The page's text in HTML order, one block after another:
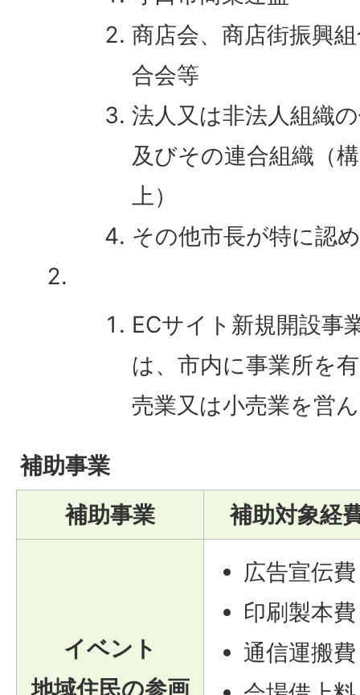
商店会、商店街振興
合会等
法人又は非法人組織
及びその連合組織（
上）
その他市長が特に認
ECサイト新規開設事
は、市内に事業所を
売業又は小売業を営
補助事業
補助事業
補助対象経
イベント
地域住民の参画
広告宣伝費
印刷製本費
通信運搬費